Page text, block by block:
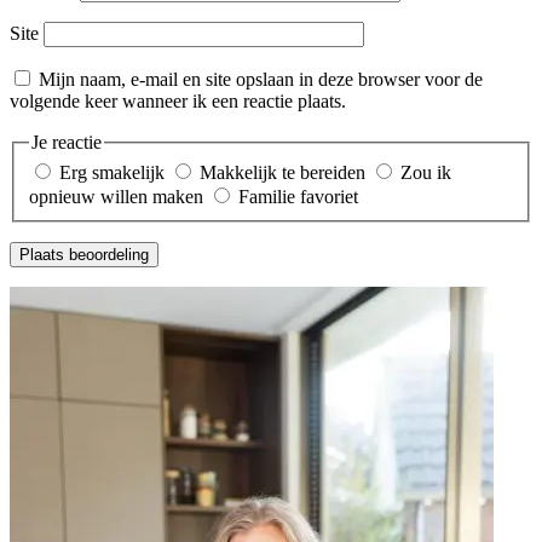
Site
Mijn naam, e-mail en site opslaan in deze browser voor de
volgende keer wanneer ik een reactie plaats.
Je reactie
Erg smakelijk
Makkelijk te bereiden
Zou ik
opnieuw willen maken
Familie favoriet
Plaats beoordeling